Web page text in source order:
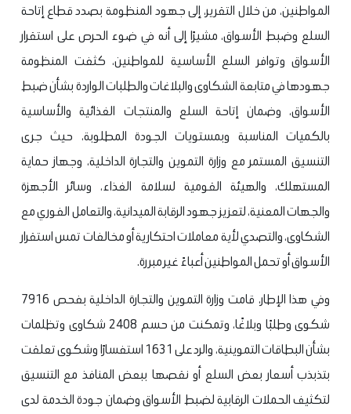
المواطنين، من خلال التقرير، إلى جهود المنظومة بصدد قطاع إتاحة
السلع وضبط الأسواق، مشيرًا إلى أنه في ضوء الحرص على استقرار
الأسواق وتوافر السلع الأساسية للمواطنين، كثفت المنظومة
جهودها في متابعة الشكاوى والبلاغات والطلبات الواردة بشأن ضبط
الأسواق، وضمان إتاحة السلع والمنتجات الغذائية والأساسية
بالكميات المناسبة وبمستويات الجودة المطلوبة، حيث جرى
التنسيق المستمر مع وزارة التموين والتجارة الداخلية، وجهاز حماية
المستهلك، والهيئة القومية لسلامة الغذاء، وسائر الأجهزة
والجهات المعنية، لتعزيز جهود الرقابة الميدانية، والتعامل الفوري مع
الشكاوى، والتصدي لأية معاملات احتكارية أو مخالفات تمس استقرار
الأسواق أو تحمل المواطنين أعباءً غير مبررة.
وفي هذا الإطار، قامت وزارة التموين والتجارة الداخلية بفحص 7916
شكوى وطلبًا وبلاغًا، وتمكنت من حسم 2408 شكاوى وتظلمات
بشأن البطاقات التموينية، والرد على 1631 استفسارًا وشكوى تعلقت
بتذبذب أسعار بعض السلع أو نقصها ببعض المنافذ مع التنسيق
لتكثيف الحملات الرقابية لضبط الأسواق وضمان جودة الخدمة لدى